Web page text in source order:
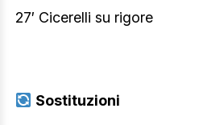
27′ Cicerelli su rigore
Sostituzioni